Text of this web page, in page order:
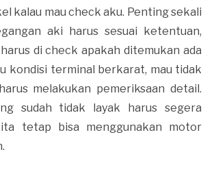
kalau mau check aku. Penting sekali
aki harus sesuai ketentuan,
di check apakah ditemukan ada
kondisi terminal berkarat, mau tidak
melakukan pemeriksaan detail.
sudah tidak layak harus segera
tetap bisa menggunakan motor